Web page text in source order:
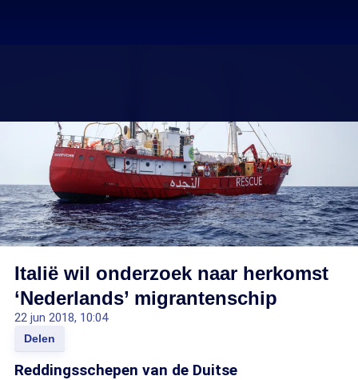
Italië wil onderzoek naar herkomst
‘Nederlands’ migrantenschip
22 jun 2018, 10:04
Delen
Reddingsschepen van de Duitse